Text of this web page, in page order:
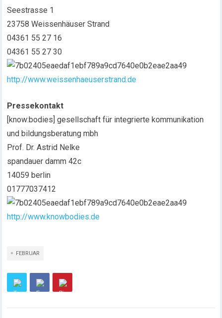
Seestrasse 1
23758 Weissenhäuser Strand
04361 55 27 16
04361 55 27 30
http://www.weissenhaeuserstrand.de
Pressekontakt
[know:bodies] gesellschaft für integrierte kommunikation
und bildungsberatung mbh
Prof. Dr. Astrid Nelke
spandauer damm 42c
14059 berlin
01777037412
http://www.knowbodies.de
FEBRUAR